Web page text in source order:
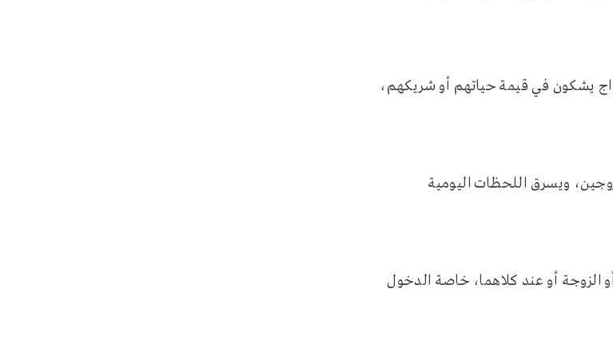
يشكون في قيمة حياتهم أو شريكهم،
ويسرق اللحظات اليومية
الزوجة أو عند كلاهما، خاصة الدخول